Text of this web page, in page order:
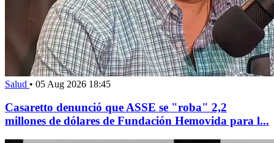
Salud • 05 Aug 2026 18:45
Casaretto denunció que ASSE se "roba" 2,2
millones de dólares de Fundación Hemovida para l...